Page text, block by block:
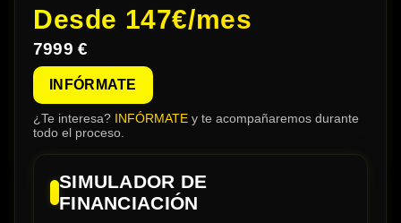
Desde 147€/mes
7999 €
INFÓRMATE
¿Te interesa? INFÓRMATE y te acompañaremos durante
todo el proceso.
SIMULADOR DE
FINANCIACIÓN